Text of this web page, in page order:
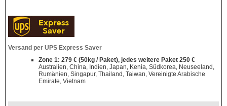
Versand per UPS Express Saver
Zone 1: 279 € (50kg / Paket), jedes weitere Paket 250 €
Australien, China, Indien, Japan, Kenia, Südkorea, Neuseeland,
Rumänien, Singapur, Thailand, Taiwan, Vereinigte Arabische
Emirate, Vietnam